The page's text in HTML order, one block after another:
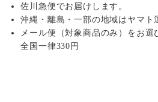
佐川急便でお届けします。
沖縄・離島・一部の地域はヤマト
メール便（対象商品のみ）をお選
全国一律330円